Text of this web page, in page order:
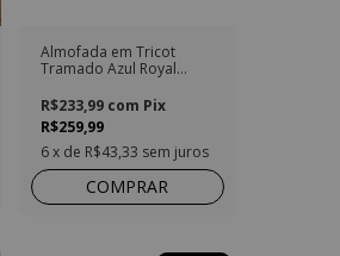
Almofada em Tricot
Tramado Azul Royal
R$259,99
R$233,99 com Pix
6 x de R$43,33 sem juros
COMPRAR